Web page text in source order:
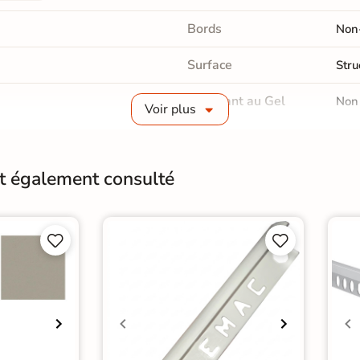
Bords
Surface
Résistant au Gel Non
support mural
Catégories
Voir plus
également consulté

 
